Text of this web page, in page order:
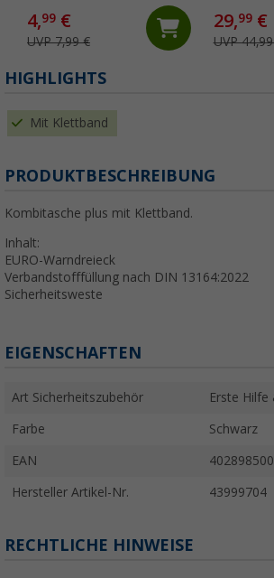
4,99 €
UVP 7,99 €
29,99€
UVP
HIGHLIGHTS
Mit Klettband
PRODUKTBESCHREIBUNG
Kombitasche plus mit Klettband.
Inhalt:
EURO-Warndreieck
Verbandstofffüllung nach DIN 13164:2022
Sicherheitsweste
EIGENSCHAFTEN
Art Sicherheitszubehör Erste
Farbe Schwarz
EAN
Hersteller Artikel-Nr. 43999704
RECHTLICHE HINWEISE